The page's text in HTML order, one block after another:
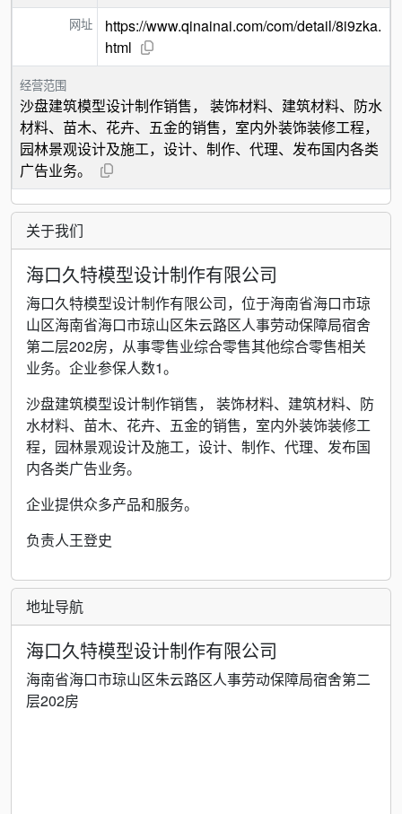
网址
https://www.qinainai.com/com/detail/8i9zka.
html
经营范围
沙盘建筑模型设计制作销售， 装饰材料、建筑材料、防水
材料、苗木、花卉、五金的销售，室内外装饰装修工程，
园林景观设计及施工，设计、制作、代理、发布国内各类
广告业务。
关于我们
海口久特模型设计制作有限公司
海口久特模型设计制作有限公司，位于海南省海口市琼
山区海南省海口市琼山区朱云路区人事劳动保障局宿舍
第二层202房，从事零售业综合零售其他综合零售相关
业务。企业参保人数1。
沙盘建筑模型设计制作销售， 装饰材料、建筑材料、防
水材料、苗木、花卉、五金的销售，室内外装饰装修工
程，园林景观设计及施工，设计、制作、代理、发布国
内各类广告业务。
企业提供众多产品和服务。
负责人王登史
地址导航
海口久特模型设计制作有限公司
海南省海口市琼山区朱云路区人事劳动保障局宿舍第二
层202房